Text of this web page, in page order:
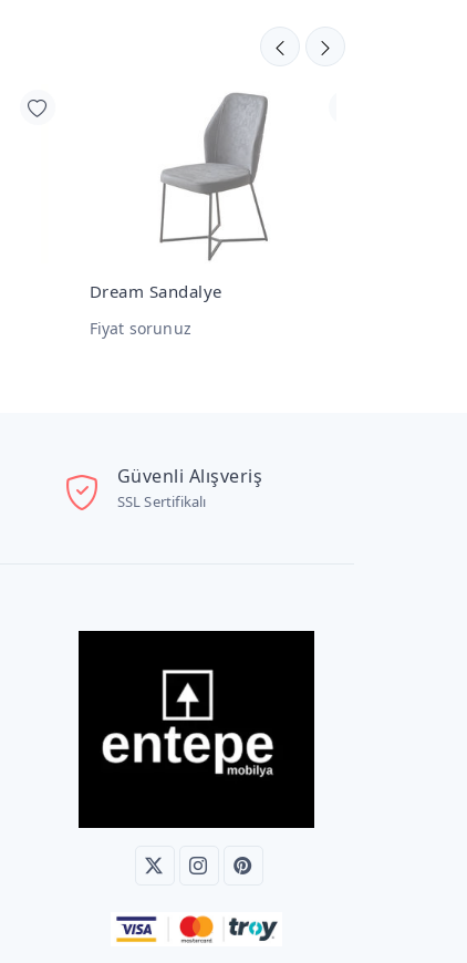
Dream Sandalye
Fiyat sorunuz
Güvenli Alışveriş
SSL Sertifikalı